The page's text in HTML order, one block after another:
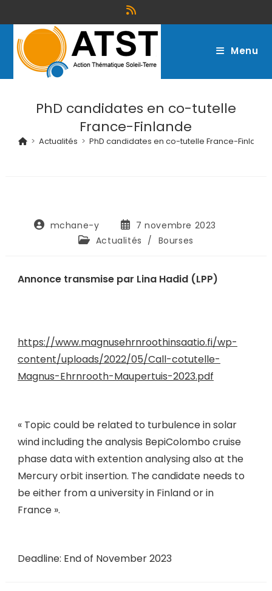
Menu
PhD candidates en co-tutelle
France-Finlande
> Actualités > PhD candidates en co-tutelle France-Finlande
mchane-y
7 novembre 2023
Actualités / Bourses
Annonce transmise par Lina Hadid (LPP)
https://www.magnusehrnroothinsaatio.fi/wp-
content/uploads/2022/05/Call-cotutelle-
Magnus-Ehrnrooth-Maupertuis-2023.pdf
« Topic could be related to turbulence in solar
wind including the analysis BepiColombo cruise
phase data with extention analysing also at the
Mercury orbit insertion. The candidate needs to
be either from a university in Finland or in
France ».
Deadline: End of November 2023